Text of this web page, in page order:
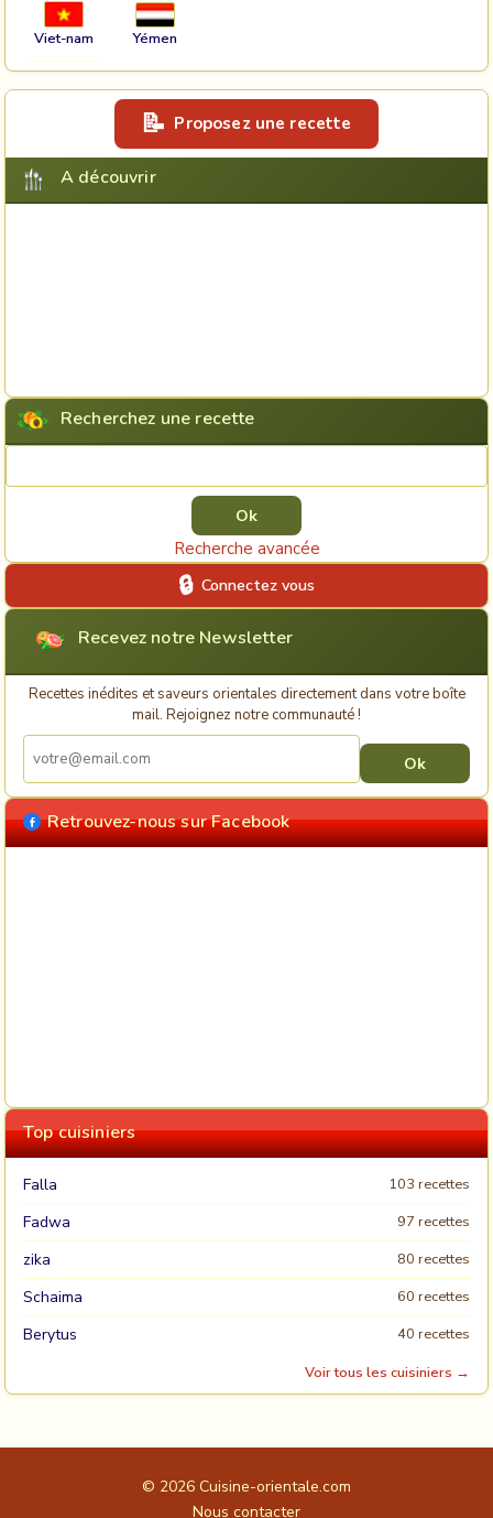
Viet-nam Yémen
Proposez une recette
A découvrir
Recherchez une recette
Recherche avancée
Connectez vous
Recevez notre Newsletter
Recettes inédites et saveurs orientales directement dans votre boîte
mail. Rejoignez notre communauté !
Retrouvez-nous sur Facebook
Top cuisiniers
Falla 103 recettes
Fadwa 97 recettes
zika 80 recettes
Schaima 60 recettes
Berytus
40 recettes
Voir tous les cuisiniers →
© 2026 Cuisine-orientale.com
Nous contacter